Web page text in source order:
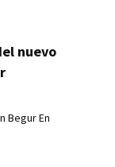
nuevo
Begur En